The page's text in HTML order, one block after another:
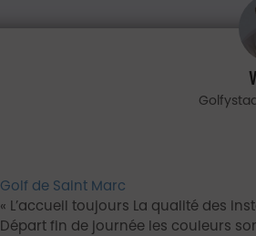
Golf de Saint Marc
L’accueil toujours La qualité des installations La beauté du parcours Bon plan :
Départ fin de journée les couleurs